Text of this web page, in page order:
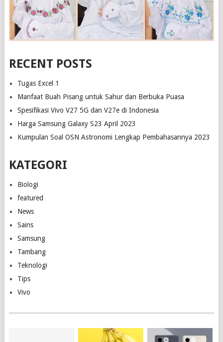
RECENT POSTS
Tugas Excel 1
Manfaat Buah Pisang untuk Sahur dan Berbuka Puasa
Spesifikasi Vivo V27 5G dan V27e di Indonesia
Harga Samsung Galaxy S23 April 2023
Kumpulan Soal OSN Astronomi Lengkap Pembahasannya 2023
KATEGORI
Biologi
featured
News
Sains
Samsung
Tambang
Teknologi
Tips
Vivo